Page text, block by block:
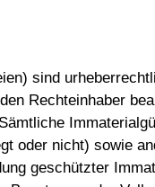
sind
Rechteinhaber
oder nicht) sowie
geschützter